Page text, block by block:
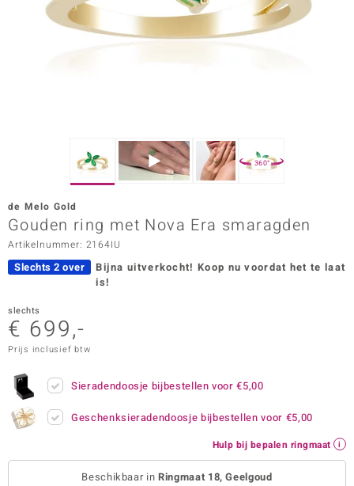
Vogue
in Italy
Paraíso
360°
de Melo Gold
Gouden ring met Nova Era smaragden
Artikelnummer: 2164IU
Slechts 2 over Bijna uitverkocht! Koop nu voordat het te laat
is!
slechts
€ 699,-
Prijs inclusief btw
Sieradendoosje bijbestellen voor€5,00
Geschenksieradendoosje bijbestellen voor €5,00
Hulp bij bepalen ringmaat
Beschikbaar inRingmaat 18, Geelgoud